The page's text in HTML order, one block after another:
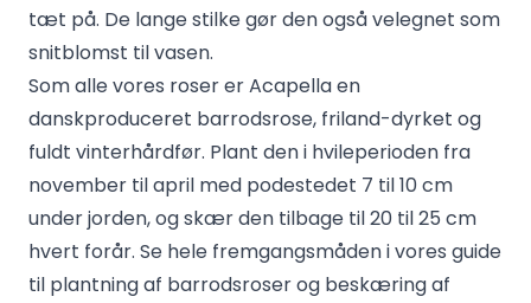
tæt på. De lange stilke gør den også velegnet som
snitblomst til vasen.
Som alle vores roser er Acapella en
danskproduceret barrodsrose, friland-dyrket og
fuldt vinterhårdfør. Plant den i hvileperioden fra
november til april med podestedet 7 til 10 cm
under jorden, og skær den tilbage til 20 til 25 cm
hvert forår. Se hele fremgangsmåden i vores guide
til plantning af barrodsroserog beskæring af